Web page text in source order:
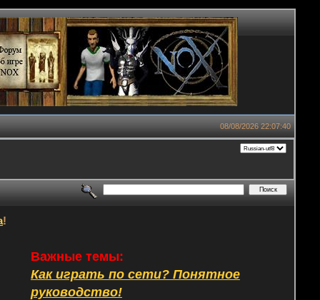
08/08/2026 22:07:40
!
Важные темы:
Как играть по сети? Понятное
руководство!